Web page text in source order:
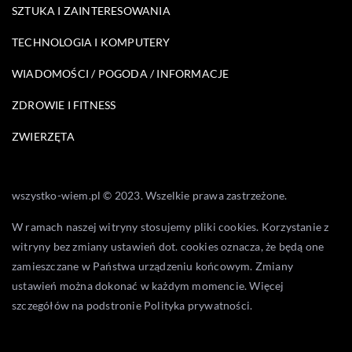
SZTUKA I ZAINTERESOWANIA
TECHNOLOGIA I KOMPUTERY
WIADOMOŚCI / POGODA / INFORMACJE
ZDROWIE I FITNESS
ZWIERZĘTA
wszystko-wiem.pl © 2023. Wszelkie prawa zastrzeżone.
W ramach naszej witryny stosujemy pliki cookies. Korzystanie z
witryny bez zmiany ustawień dot. cookies oznacza, że będą one
zamieszczane w Państwa urządzeniu końcowym. Zmiany
ustawień można dokonać w każdym momencie. Więcej
szczegółów na podstronie Polityka prywatności.